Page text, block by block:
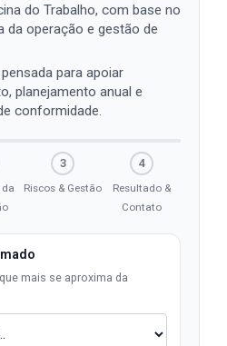
do Trabalho, com base no
da operação e gestão de
para apoiar
planejamento anual e
conformidade.
3
Riscos & Gestão
4
Resultado &
Contato
mais se aproxima da